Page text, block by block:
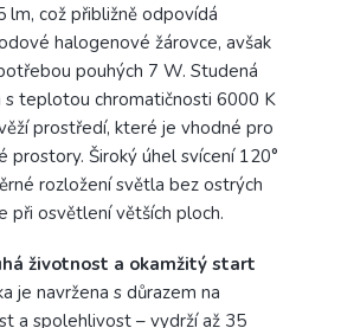
což přibližně odpovídá
halogenové žárovce, avšak
pouhých 7 W. Studená
s teplotou chromatičnosti 6000 K
prostředí, které je vhodné pro
prostory. Široký úhel svícení 120°
rozložení světla bez ostrých
při osvětlení větších ploch.
životnost a okamžitý start
je navržena s důrazem na
a spolehlivost – vydrží až 35